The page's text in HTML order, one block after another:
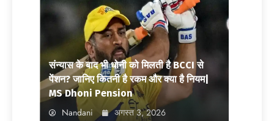
संन्यास के बाद भी धोनी को मिलती है BCCI से
पेंशन? जानिए कितनी है रकम और क्या है नियम|
MS Dhoni Pension
Nandani अगस्त 3, 2026